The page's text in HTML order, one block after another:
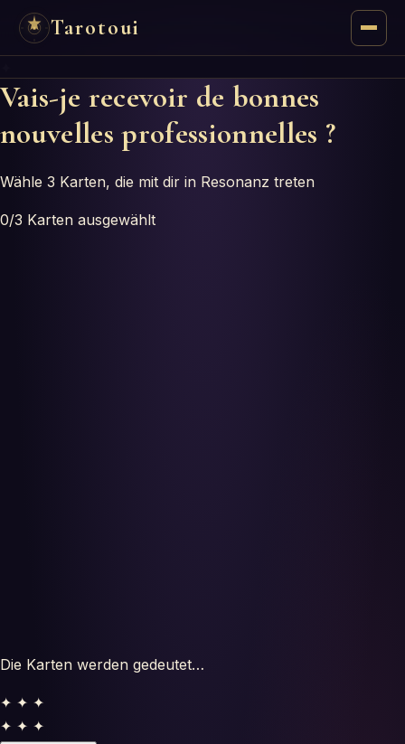
Tarotoui
Tarot
Chat
Réponses du Tarot
Oracles
Vais-je recevoir de bonnes
nouvelles professionnelles ?
Wähle 3 Karten, die mit dir in Resonanz treten
0/3 Karten ausgewählt
Die Karten werden gedeutet…
✦ ✦ ✦
✦ ✦ ✦